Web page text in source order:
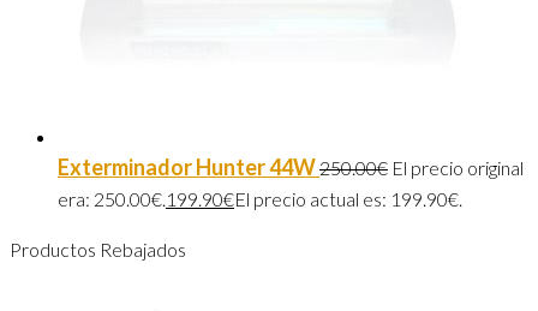
Exterminador Hunter 44W250.00€ El precio original
era: 250.00€.199.90€El precio actual es: 199.90€.
Productos Rebajados